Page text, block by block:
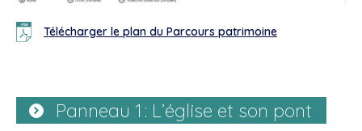
Télécharger le plan du Parcours patrimoine
Panneau 1 : L’église et son pont